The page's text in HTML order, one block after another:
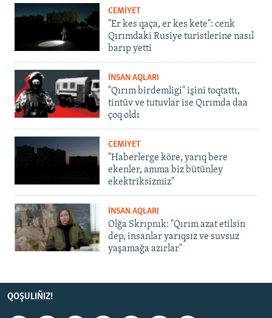
CEMİYET
"Er kes qaça, er kes kete": cenk
Qırımdaki Rusiye turistlerine nasıl
barıp yetti
İNSAN AQLARI
"Qırım birdemligi" işini toqtattı,
tintüv ve tutuvlar ise Qırımda daa
çoq oldı
CEMİYET
"Haberlerge köre, yarıq bere
ekenler, amma biz bütünley
ekektriksizmiz"
İNSAN AQLARI
Olğa Skrıpnık: "Qırım azat etilsin
dep, insanlar yarıqsız ve suvsuz
yaşamağa azırlar"
QOŞULIÑIZ!